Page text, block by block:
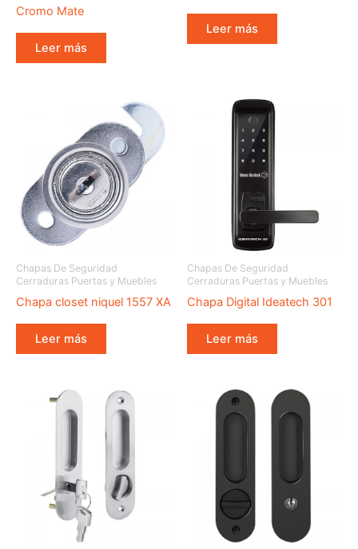
Cromo Mate
Leer más
Leer más
Chapas De Seguridad
Cerraduras Puertas y Muebles
Chapa closet niquel 1557 XA
Leer más
Chapas De Seguridad
Cerraduras Puertas y Muebles
Chapa Digital Ideatech 301
Leer más